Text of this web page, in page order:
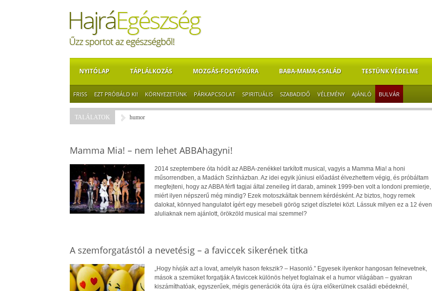
NYITÓLAP TÁPLÁLKOZÁS MOZGÁS-FOGYÓKÚRA BABA-MAMA-CSALÁD TESTÜNK VÉDELME
FRISS EZT PRÓBÁLD KI! KÖRNYEZETÜNK PÁRKAPCSOLAT SPIRITUÁLIS SZABADIDŐ VÉLEMÉNY AJÁNLÓ BULVÁR
TALÁLATOK humor
Mamma Mia! – nem lehet ABBAhagyni!
2014 szeptembere óta hódít az ABBA-zenékkel tarkított musical, vagyis a Mamma Mia! a honi
műsorrendben, a Madách Színházban. Az idei egyik júniusi előadást élvezhettem végig, és próbáltam
megfejteni, hogy az ABBA férfi tagjai által zeneileg írt darab, aminek 1999-ben volt a londoni premierje,
miért ilyen népszerű még mindig? Ezek motoszkáltak bennem kérdésként. Az biztos, hogy remek
dalokat, könnyed hangulatot ígért egy mesebeli görög sziget díszletei közt. Lássuk milyen ez a 12 éven
aluliaknak nem ajánlott, örökzöld musical mai szemmel?
A szemforgatástól a nevetésig – a faviccek sikerének titka
„Hogy hívják azt a lovat, amelyik hason fekszik? – Hasonló.” Egyesek ilyenkor hangosan felnevetnek,
mások a szemüket forgatják A faviccek különös helyet foglalnak el a humor világában – gyakran
kiszámíthatóak, egyszerűek, mégis generációk óta újra és újra előkerülnek családi ebédeknél,